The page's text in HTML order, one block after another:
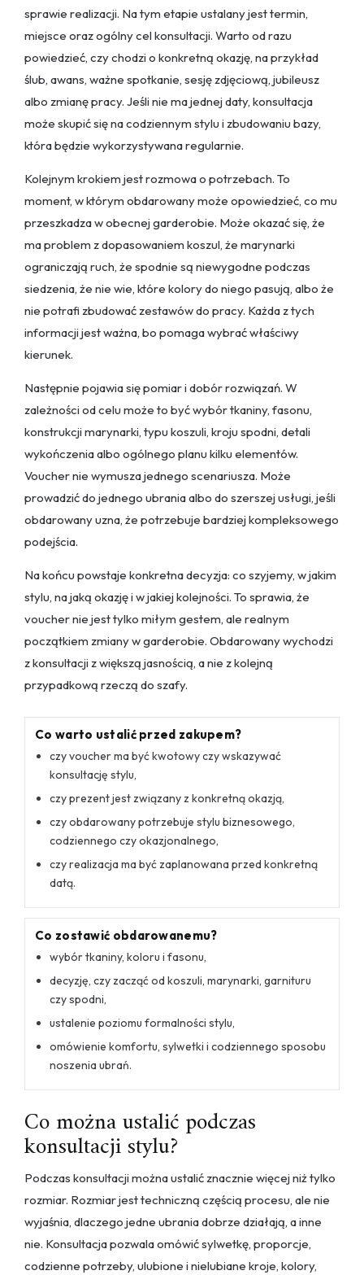
sprawie realizacji. Na tym etapie ustalany jest termin,
miejsce oraz ogólny cel konsultacji. Warto od razu
powiedzieć, czy chodzi o konkretną okazję, na przykład
ślub, awans, ważne spotkanie, sesję zdjęciową, jubileusz
albo zmianę pracy. Jeśli nie ma jednej daty, konsultacja
może skupić się na codziennym stylu i zbudowaniu bazy,
która będzie wykorzystywana regularnie.
Kolejnym krokiem jest rozmowa o potrzebach. To
moment, w którym obdarowany może opowiedzieć, co mu
przeszkadza w obecnej garderobie. Może okazać się, że
ma problem z dopasowaniem koszul, że marynarki
ograniczają ruch, że spodnie są niewygodne podczas
siedzenia, że nie wie, które kolory do niego pasują, albo że
nie potrafi zbudować zestawów do pracy. Każda z tych
informacji jest ważna, bo pomaga wybrać właściwy
kierunek.
Następnie pojawia się pomiar i dobór rozwiązań. W
zależności od celu może to być wybór tkaniny, fasonu,
konstrukcji marynarki, typu koszuli, kroju spodni, detali
wykończenia albo ogólnego planu kilku elementów.
Voucher nie wymusza jednego scenariusza. Może
prowadzić do jednego ubrania albo do szerszej usługi, jeśli
obdarowany uzna, że potrzebuje bardziej kompleksowego
podejścia.
Na końcu powstaje konkretna decyzja: co szyjemy, w jakim
stylu, na jaką okazję i w jakiej kolejności. To sprawia, że
voucher nie jest tylko miłym gestem, ale realnym
początkiem zmiany w garderobie. Obdarowany wychodzi
z konsultacji z większą jasnością, a nie z kolejną
przypadkową rzeczą do szafy.
Co warto ustalić przed zakupem?
czy voucher ma być kwotowy czy wskazywać
konsultację stylu,
czy prezent jest związany z konkretną okazją,
czy obdarowany potrzebuje stylu biznesowego,
codziennego czy okazjonalnego,
czy realizacja ma być zaplanowana przed konkretną
datą.
Co zostawić obdarowanemu?
wybór tkaniny, koloru i fasonu,
decyzję, czy zacząć od koszuli, marynarki, garnituru
czy spodni,
ustalenie poziomu formalności stylu,
omówienie komfortu, sylwetki i codziennego sposobu
noszenia ubrań.
Co można ustalić podczas
konsultacji stylu?
Podczas konsultacji można ustalić znacznie więcej niż tylko
rozmiar. Rozmiar jest techniczną częścią procesu, ale nie
wyjaśnia, dlaczego jedne ubrania dobrze działają, a inne
nie. Konsultacja pozwala omówić sylwetkę, proporcje,
codzienne potrzeby, ulubione i nielubiane kroje, kolory,